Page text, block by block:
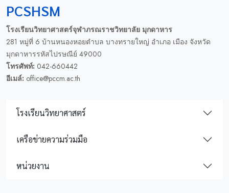
PCSHSM
โรงเรียนวิทยาศาสตร์จุฬาภรณราชวิทยาลัย มุกดาหาร
281 หมู่ที่ 6 บ้านหนองหอยตำบล บางทรายใหญ่ อำเภอ เมือง จังหวัด
มุกดาหารรหัสไปรษณีย์ 49000
โทรศัพท์: 042-660442
อีเมล์: office@pccm.ac.th
โรงเรียนวิทยาศาสตร์
เครือข่ายความร่วมมือ
หน่วยงาน